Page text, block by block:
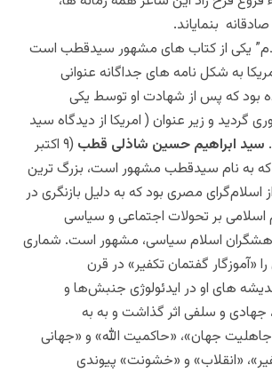
بنمایاند.
یکی از کتاب های مشهور سیدقطب است
به شکل نامه های جداگانه عنوانی
بود که پس از شهادت او توسط یکی
گردید و زیر عنوان ( امریکا از دیدگاه سید
سید ابراهیم حسین شاذلی قطب
(۹ اکتبر
– ۲۹ اوت ۱۹۶۶) که به نام سیدقطب مشهور است، بزرگ ترین
اسلام‌گرای مصری بود که به دلیل بازنگری در
اسلامی بر تحولات اجتماعی و سیاسی
اسلام سیاسی، مشهور است. شماری
«آموزگار گفتمان تکفیر» در قرن
های او در ایدئولوژی جنبش‌ها و
جهادی و سلفی اثر گذاشت و به به
جهان»، «حاکمیت الله» و «جهانی
«انقلاب» و «خشونت» پیوندی